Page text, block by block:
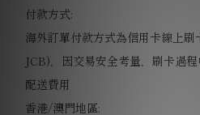
付款方式:
海外訂單付款方式為信用卡線上刷
JCB) ，因交易安全考量，刷卡過
配送費用
香港/澳門地區: